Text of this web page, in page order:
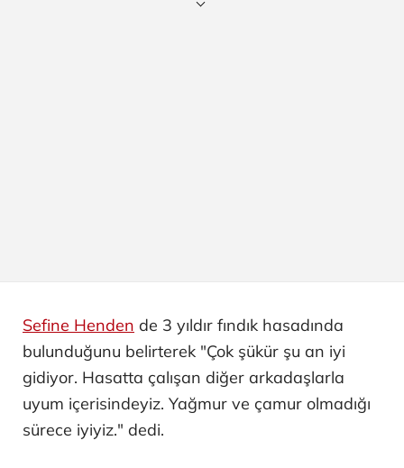
Sefine Henden de 3 yıldır fındık hasadında
bulunduğunu belirterek "Çok şükür şu an iyi
gidiyor. Hasatta çalışan diğer arkadaşlarla
uyum içerisindeyiz. Yağmur ve çamur olmadığı
sürece iyiyiz." dedi.